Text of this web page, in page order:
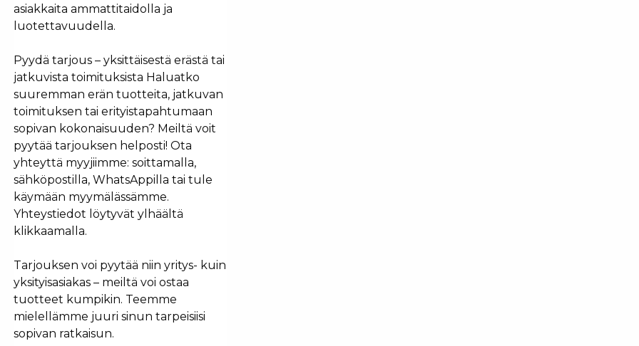
asiakkaita ammattitaidolla ja
luotettavuudella.
Pyydä tarjous – yksittäisestä erästä tai
jatkuvista toimituksista Haluatko
suuremman erän tuotteita, jatkuvan
toimituksen tai erityistapahtumaan
sopivan kokonaisuuden? Meiltä voit
pyytää tarjouksen helposti! Ota
yhteyttä myyjiimme: soittamalla,
sähköpostilla, WhatsAppilla tai tule
käymään myymälässämme.
Yhteystiedot löytyvät ylhäältä
klikkaamalla.
Tarjouksen voi pyytää niin yritys- kuin
yksityisasiakas – meiltä voi ostaa
tuotteet kumpikin. Teemme
mielellämme juuri sinun tarpeisiisi
sopivan ratkaisun.